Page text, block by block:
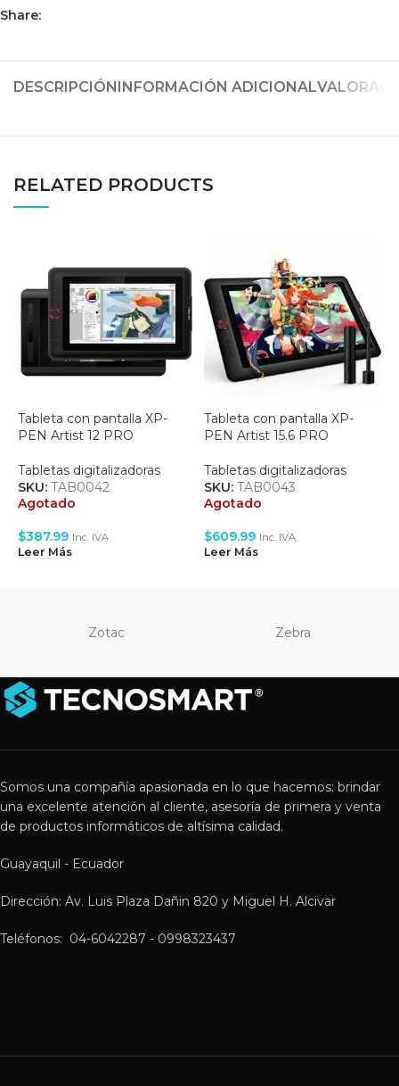
Share:
DESCRIPCIÓNINFORMACIÓN ADICIONAL
RELATED PRODUCTS
Tableta con pantalla XP-
PEN Artist 12 PRO
Tabletas digitalizadoras
SKU: TAB0042
Agotado
$387.99 Inc. IVA
Leer Más
Tableta con pantalla XP-
PEN Artist 15.6 PRO
Tabletas digitalizadoras
SKU: TAB0043
Agotado
$609.99 Inc. IVA
Leer Más
Zotac Zebra
Somos una compañía apasionada en lo que hacemos: brindar
una excelente atención al cliente, asesoría de primera y venta
de productos informáticos de altísima calidad.
Guayaquil - Ecuador
Dirección: Av. Luis Plaza Dañin 820 y Miguel H. Alcivar
Teléfonos: 04-6042287 - 0998323437